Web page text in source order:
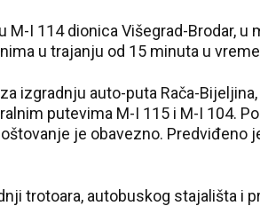
M-I 114 dionica Višegrad-Brodar,
u trajanju od 15 minuta u
izgradnju auto-puta Rača-
putevima M-I 115 i M-I 104.
je obavezno. Predviđeno
trotoara, autobuskog stajališta i